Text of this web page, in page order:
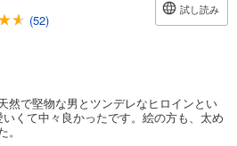
(52)
試し読み
然で堅物な男とツンデレなヒロインとい
くて中々良かったです。絵の方も、太め